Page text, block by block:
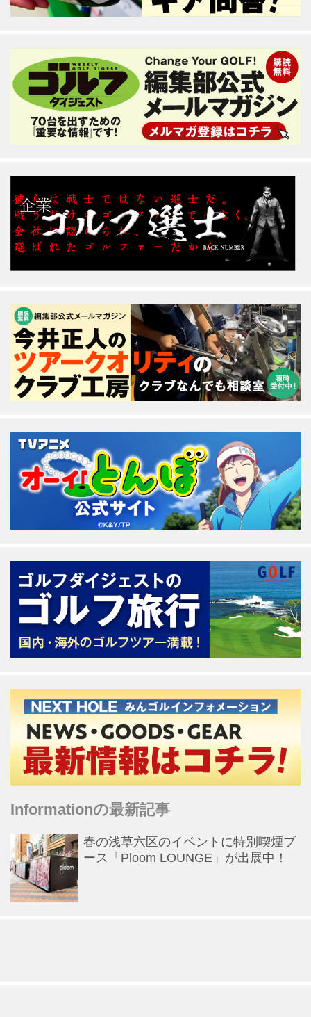
Informationの最新記事
春の浅草六区のイベントに特別喫煙ブ
ース「Ploom LOUNGE」が出展中！